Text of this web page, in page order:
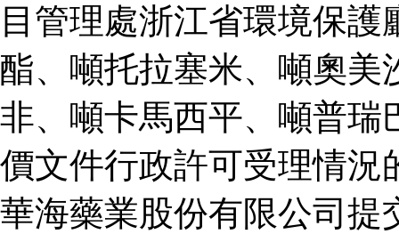
目管理處浙江省環境保
酯、噸托拉塞米、噸奧美
非、噸卡馬西平、噸普瑞
價文件行政許可受理情況
華海藥業股份有限公司提